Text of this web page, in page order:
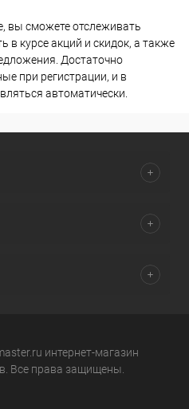
вы сможете отслеживать
в курсе акций и скидок, а также
Достаточно
при регистрации, и в
автоматически.
интернет-магазин
Все права защищены.